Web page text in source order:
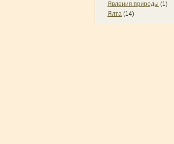
Явления природы (1)
Ялта (14)